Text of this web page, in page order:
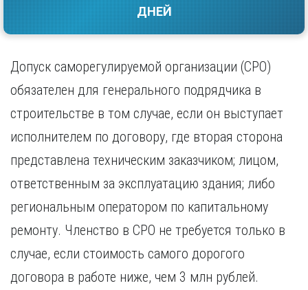
Волгоград
Воронеж
Екатеринбург
Иваново
Ижевск
Иркутск
К
Калининград
Калуга
Кемерово
Киров
Краснодар
Саратов
Севастополь
Смоленск
Ставрополь
Т
Тамбов
Тверь
Томск
Тула
Тюмень
Ульяновск
ДНЕЙ
Допуск саморегулируемой организации (СРО)
обязателен для генерального подрядчика в
строительстве в том случае, если он выступает
исполнителем по договору, где вторая сторона
представлена техническим заказчиком; лицом,
ответственным за эксплуатацию здания; либо
региональным оператором по капитальному
ремонту. Членство в СРО не требуется только в
случае, если стоимость самого дорогого
договора в работе ниже, чем 3 млн рублей.